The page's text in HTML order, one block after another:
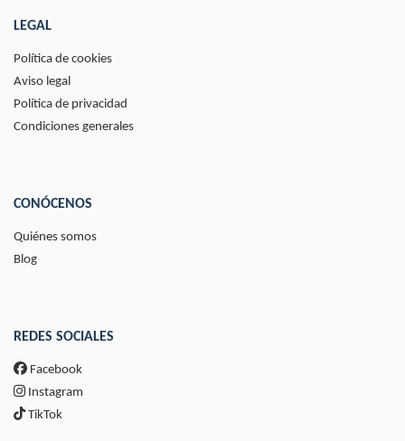
LEGAL
Política de cookies
Aviso legal
Política de privacidad
Condiciones generales
CONÓCENOS
Quiénes somos
Blog
REDES SOCIALES
Facebook
Instagram
TikTok